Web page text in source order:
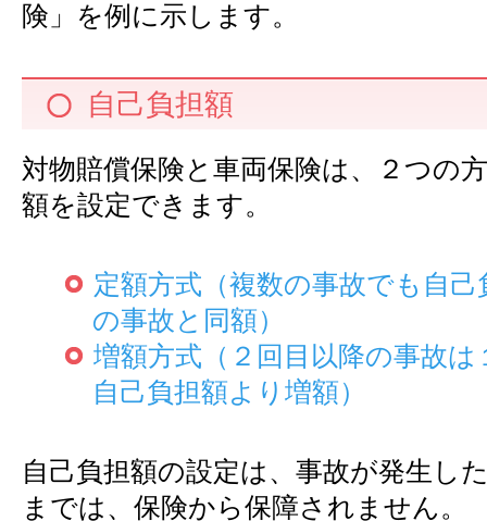
険」を例に示します。
自己負担額
対物賠償保険と車両保険は、２つの
額を設定できます。
定額方式（複数の事故でも自
の事故と同額）
増額方式（２回目以降の事故は
自己負担額より増額）
自己負担額の設定は、事故が発生し
までは、保険から保障されません。